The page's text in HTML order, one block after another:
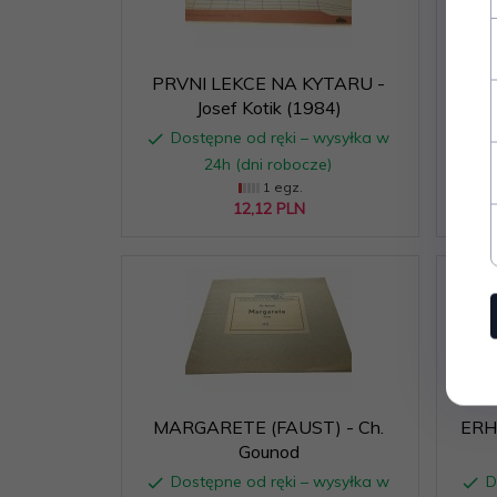
PRVNI LEKCE NA KYTARU -
Josef Kotik (1984)
Dostępne od ręki – wysyłka w
24h (dni robocze)
1 egz.
12,12 PLN
MARGARETE (FAUST) - Ch.
Gounod
Dostępne od ręki – wysyłka w